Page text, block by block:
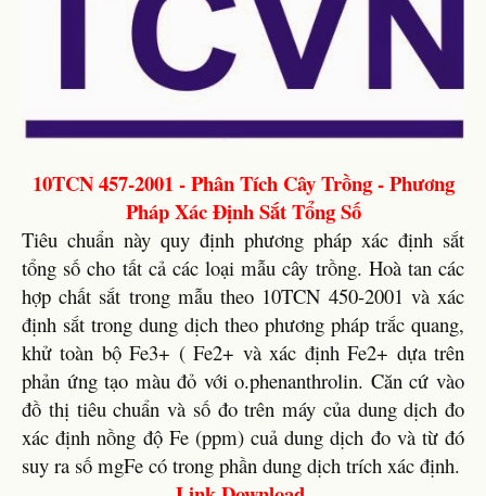
10TCN 457-2001 - Phân Tích Cây Trồng - Phương
Pháp Xác Định Sắt Tổng Số
Tiêu chuẩn này quy định phương pháp xác định sắt
tổng số cho tất cả các loại mẫu cây trồng. Hoà tan các
hợp chất sắt trong mẫu theo 10TCN 450-2001 và xác
định sắt trong dung dịch theo phương pháp trắc quang,
khử toàn bộ Fe3+ ( Fe2+ và xác định Fe2+ dựa trên
phản ứng tạo màu đỏ với o.phenanthrolin. Căn cứ vào
đồ thị tiêu chuẩn và số đo trên máy của dung dịch đo
xác định nồng độ Fe (ppm) cuả dung dịch đo và từ đó
suy ra số mgFe có trong phần dung dịch trích xác định.